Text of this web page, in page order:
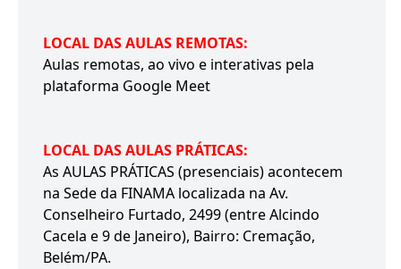
LOCAL DAS AULAS REMOTAS:
Aulas remotas, ao vivo e interativas pela
plataforma Google Meet
LOCAL DAS AULAS PRÁTICAS:
As AULAS PRÁTICAS (presenciais) acontecem
na Sede da FINAMA localizada na Av.
Conselheiro Furtado, 2499 (entre Alcindo
Cacela e 9 de Janeiro), Bairro: Cremação,
Belém/PA.